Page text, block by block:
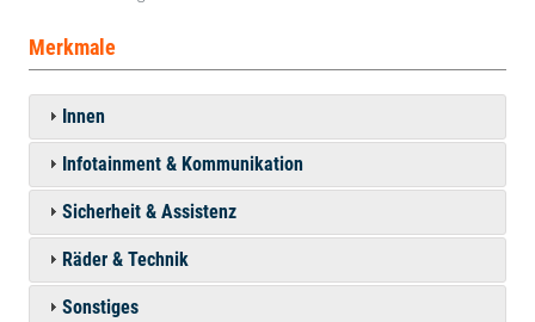
Merkmale
Innen
Infotainment & Kommunikation
Sicherheit & Assistenz
Räder & Technik
Sonstiges